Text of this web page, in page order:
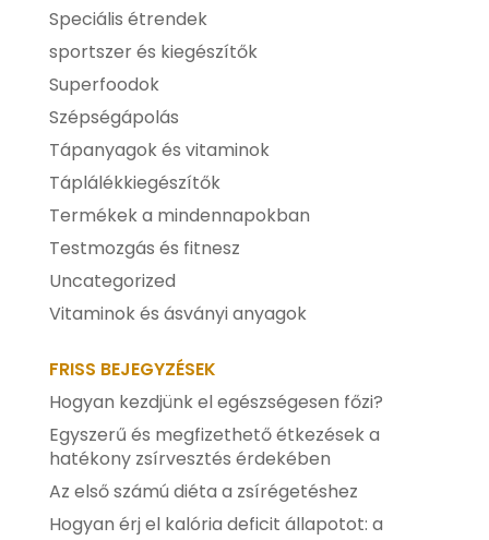
Speciális étrendek
sportszer és kiegészítők
Superfoodok
Szépségápolás
Tápanyagok és vitaminok
Táplálékkiegészítők
Termékek a mindennapokban
Testmozgás és fitnesz
Uncategorized
Vitaminok és ásványi anyagok
FRISS BEJEGYZÉSEK
Hogyan kezdjünk el egészségesen főzi?
Egyszerű és megfizethető étkezések a
hatékony zsírvesztés érdekében
Az első számú diéta a zsírégetéshez
Hogyan érj el kalória deficit állapotot: a